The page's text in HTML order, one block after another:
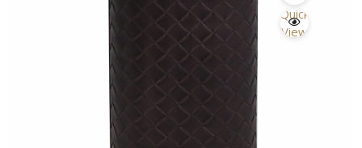
Quick
View